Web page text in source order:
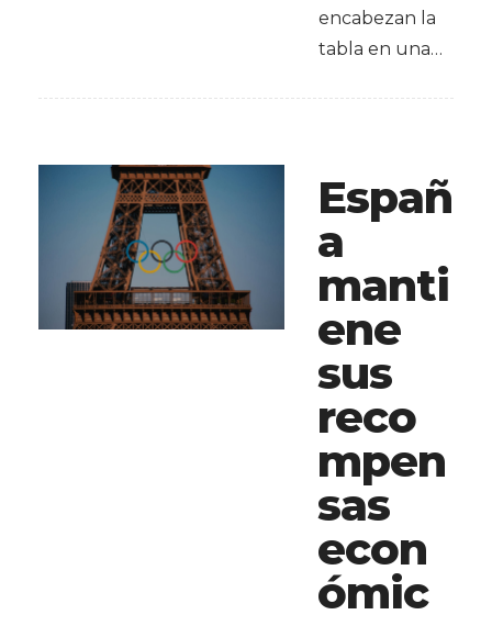
encabezan la
tabla en una…
Españ
a
manti
ene
sus
reco
mpen
sas
econ
ómic